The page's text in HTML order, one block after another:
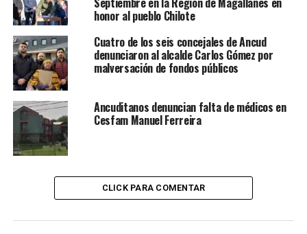
honor al pueblo Chilote
Cuatro de los seis concejales de Ancud
denunciaron al alcalde Carlos Gómez por
malversación de fondos públicos
Ancuditanos denuncian falta de médicos en
Cesfam Manuel Ferreira
CLICK PARA COMENTAR